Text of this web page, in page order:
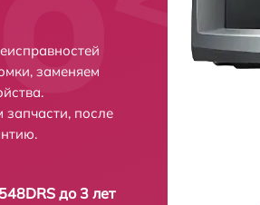
заменяем
после
до 3 лет